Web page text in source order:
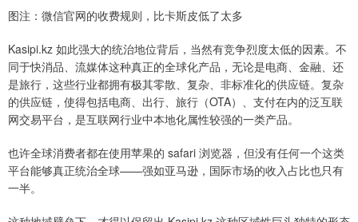
图注：微信官网的收费规则，比卡斯皮低了太多
Kasipi.kz 如此强大的统治地位背后，当然有竞争烈度太低的因素。不
同于快消品、流媒体这种真正的全球化产品，无论是电商、金融、还
是旅行，这些行业都拥有极其零散、复杂、非标准化的供应链。复杂
的供应链，使得包括电商、出行、旅行（OTA）、支付在内的泛互联
网交易平台，是互联网行业中本地化属性较强的一类产品。
也许全球消费者都在使用苹果的 safari 浏览器，但没有任何一个这类
平台能够真正统治全球——强如亚马逊，国际市场的收入占比也只有
一半。